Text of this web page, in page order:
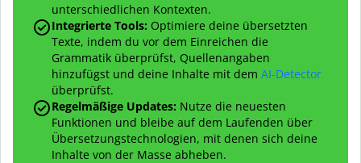
unterschiedlichen Kontexten.
Integrierte Tools: Optimiere deine übersetzten
Texte, indem du vor dem Einreichen die
Grammatik überprüfst, Quellenangaben
hinzufügst und deine Inhalte mit dem AI-Detector
überprüfst.
Regelmäßige Updates: Nutze die neuesten
Funktionen und bleibe auf dem Laufenden über
Übersetzungstechnologien, mit denen sich deine
Inhalte von der Masse abheben.